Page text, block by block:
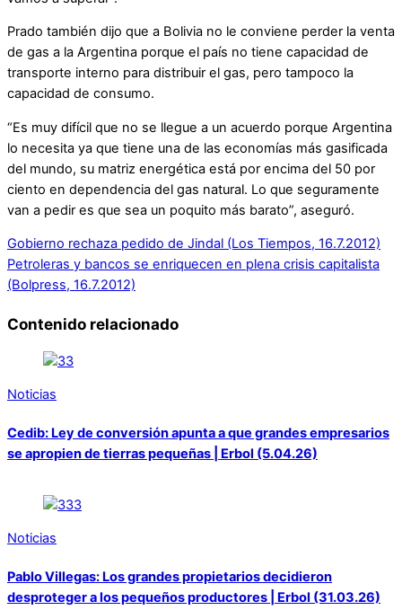
Prado también dijo que a Bolivia no le conviene perder la venta
de gas a la Argentina porque el país no tiene capacidad de
transporte interno para distribuir el gas, pero tampoco la
capacidad de consumo.
“Es muy difícil que no se llegue a un acuerdo porque Argentina
lo necesita ya que tiene una de las economías más gasificada
del mundo, su matriz energética está por encima del 50 por
ciento en dependencia del gas natural. Lo que seguramente
van a pedir es que sea un poquito más barato”, aseguró.
Gobierno rechaza pedido de Jindal (Los Tiempos, 16.7.2012)
Petroleras y bancos se enriquecen en plena crisis capitalista
(Bolpress, 16.7.2012)
Contenido relacionado
Noticias
Cedib: Ley de conversión apunta a que grandes empresarios
se apropien de tierras pequeñas | Erbol (5.04.26)
Noticias
Pablo Villegas: Los grandes propietarios decidieron
desproteger a los pequeños productores | Erbol (31.03.26)